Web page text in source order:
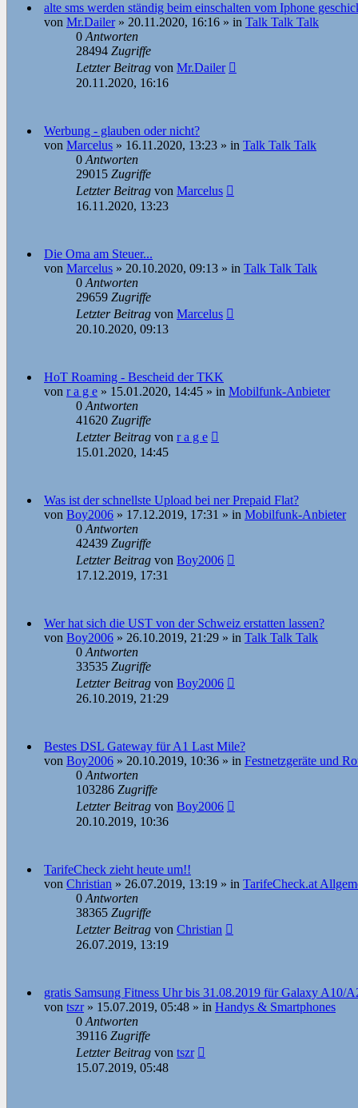
alte sms werden ständig beim einschalten vom Iphone
von Mr.Dailer» 20.11.2020, 16:16 » in Talk Talk Talk
0Antworten
28494 Zugriffe
Letzter Beitrag von Mr.Dailer
20.11.2020, 16:16
Werbung - glauben oder nicht?
von Marcelus » 16.11.2020, 13:23 » in Talk Talk Talk
0Antworten
29015 Zugriffe
Letzter Beitrag von Marcelus
16.11.2020, 13:23
Die Oma am Steuer...
von Marcelus » 20.10.2020, 09:13 » in Talk Talk Talk
0Antworten
29659 Zugriffe
Letzter Beitrag von Marcelus
20.10.2020, 09:13
HoT Roaming - Bescheid der TKK
von r a g e » 15.01.2020, 14:45 » in Mobilfunk-Anbieter
0Antworten
41620 Zugriffe
Letzter Beitrag von r a g e
15.01.2020, 14:45
Was ist der schnellste Upload bei ner Prepaid Flat?
von Boy2006 » 17.12.2019, 17:31 » in Mobilfunk-Anbieter
0Antworten
42439 Zugriffe
Letzter Beitrag von Boy2006
17.12.2019, 17:31
Wer hat sich die UST von der Schweiz erstatten lassen?
von Boy2006 » 26.10.2019, 21:29 » in Talk Talk Talk
0Antworten
33535 Zugriffe
Letzter Beitrag von Boy2006
26.10.2019, 21:29
Bestes DSL Gateway für A1 Last Mile?
von Boy2006 » 20.10.2019, 10:36 » in Festnetzgeräte und
0Antworten
103286 Zugriffe
Letzter Beitrag von Boy2006
20.10.2019, 10:36
TarifeCheck zieht heute um!!
von Christian » 26.07.2019, 13:19 » in TarifeCheck.at
0Antworten
38365 Zugriffe
Letzter Beitrag von Christian
26.07.2019, 13:19
gratis Samsung Fitness Uhr bis 31.08.2019 für Galaxy A10/
von tszr» 15.07.2019, 05:48 » in Handys & Smartphones
0Antworten
39116 Zugriffe
Letzter Beitrag von tszr
15.07.2019, 05:48